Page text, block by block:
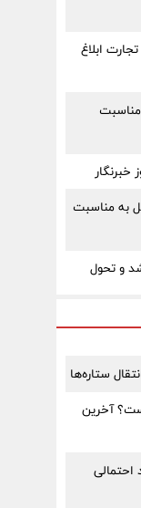
ابلاغ
مناسبت
به مناسبت
و تحول
ستاره‌ها
آخرین
احتمالی